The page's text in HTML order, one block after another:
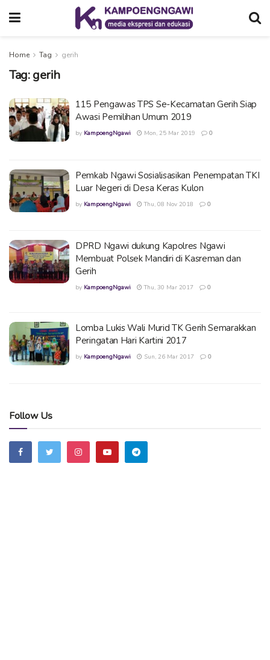
Home Tag gerih
Tag:gerih
115 Pengawas TPS Se-Kecamatan Gerih Siap
Awasi Pemilihan Umum 2019
by KampoengNgawi Mon, 25 Mar 2019 0
Pemkab Ngawi Sosialisasikan Penempatan TKI
Luar Negeri di Desa Keras Kulon
by KampoengNgawi Thu, 08 Nov 2018 0
DPRD Ngawi dukung Kapolres Ngawi
Membuat Polsek Mandiri di Kasreman dan
Gerih
by KampoengNgawi Thu, 30 Mar 2017 0
Lomba Lukis Wali Murid TK Gerih Semarakkan
Peringatan Hari Kartini 2017
by KampoengNgawi Sun, 26 Mar 2017 0
Follow Us